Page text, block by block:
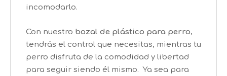
incomodarlo.
Con nuestro bozal de plástico para perro,
tendrás el control que necesitas, mientras tu
perro disfruta de la comodidad y libertad
para seguir siendo él mismo. Ya sea para